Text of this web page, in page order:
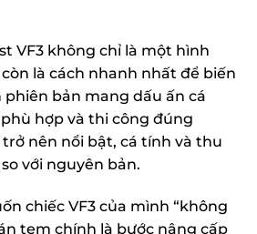
VF3 không chỉ là một hình
là cách nhanh nhất để biến
bản mang dấu ấn cá
hợp và thi công đúng
trở nên nổi bật, cá tính và thu
với nguyên bản.
chiếc VF3 của mình “không
tem chính là bước nâng cấp